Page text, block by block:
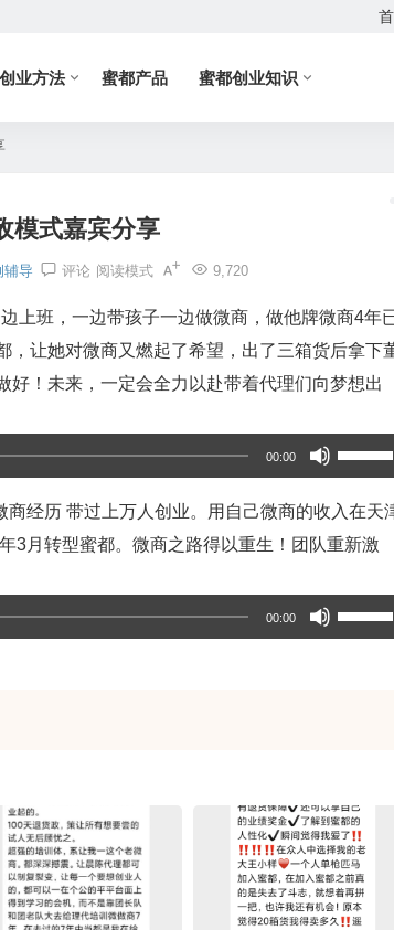
业方法 蜜都产品 蜜都创业知识
模式嘉宾分享
辅导 评论 9,720
阅读模式
上班，一边带孩子一边做微商，做他牌微商4年
，让她对微商又燃起了希望，出了三箱货后拿下
！未来，一定会全力以赴带着代理们向梦想出
00:00
使
用
上
/
箭
或
降
低
音
经历 带过上万人创业。用自己微商的收入在天
3月转型蜜都。微商之路得以重生！团队重新激
00:00
使
用
头
键
来
增